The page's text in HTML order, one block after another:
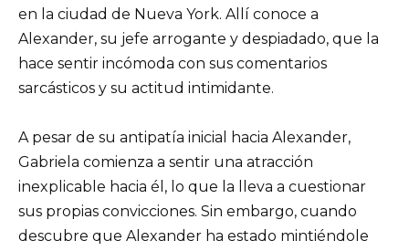
en la ciudad de Nueva York. Allí conoce a
Alexander, su jefe arrogante y despiadado, que la
hace sentir incómoda con sus comentarios
sarcásticos y su actitud intimidante.
A pesar de su antipatía inicial hacia Alexander,
Gabriela comienza a sentir una atracción
inexplicable hacia él, lo que la lleva a cuestionar
sus propias convicciones. Sin embargo, cuando
descubre que Alexander ha estado mintiéndole